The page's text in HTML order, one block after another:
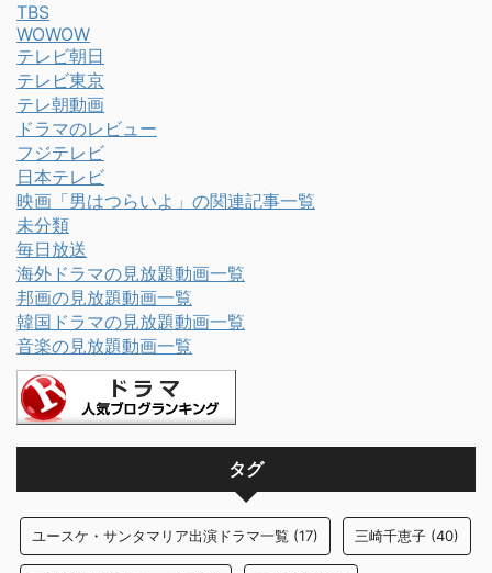
TBS
WOWOW
テレビ朝日
テレビ東京
テレ朝動画
ドラマのレビュー
フジテレビ
日本テレビ
映画「男はつらいよ」の関連記事一覧
未分類
毎日放送
海外ドラマの見放題動画一覧
邦画の見放題動画一覧
韓国ドラマの見放題動画一覧
音楽の見放題動画一覧
タグ
ユースケ・サンタマリア出演ドラマ一覧 (17) 三崎千恵子 (40)